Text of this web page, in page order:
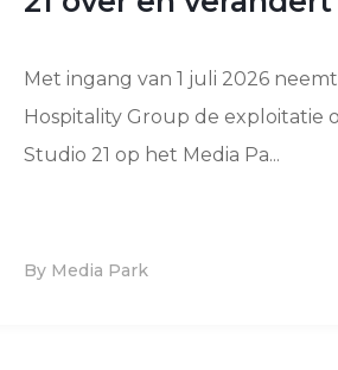
Met ingang van 1 juli 2026
Hospitality Group de exploitatie
Studio 21 op het Media Pa...
By Media Park